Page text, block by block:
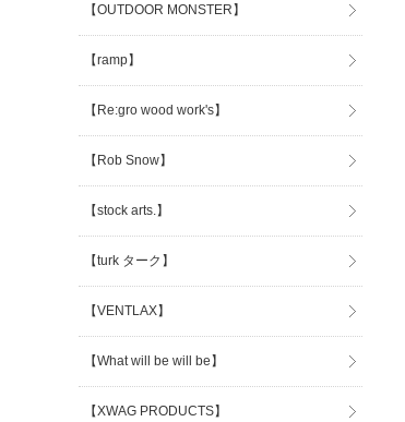
【OUTDOOR MONSTER】
【ramp】
【Re:gro wood work's】
【Rob Snow】
【stock arts.】
【turk ターク】
【VENTLAX】
【What will be will be】
【XWAG PRODUCTS】